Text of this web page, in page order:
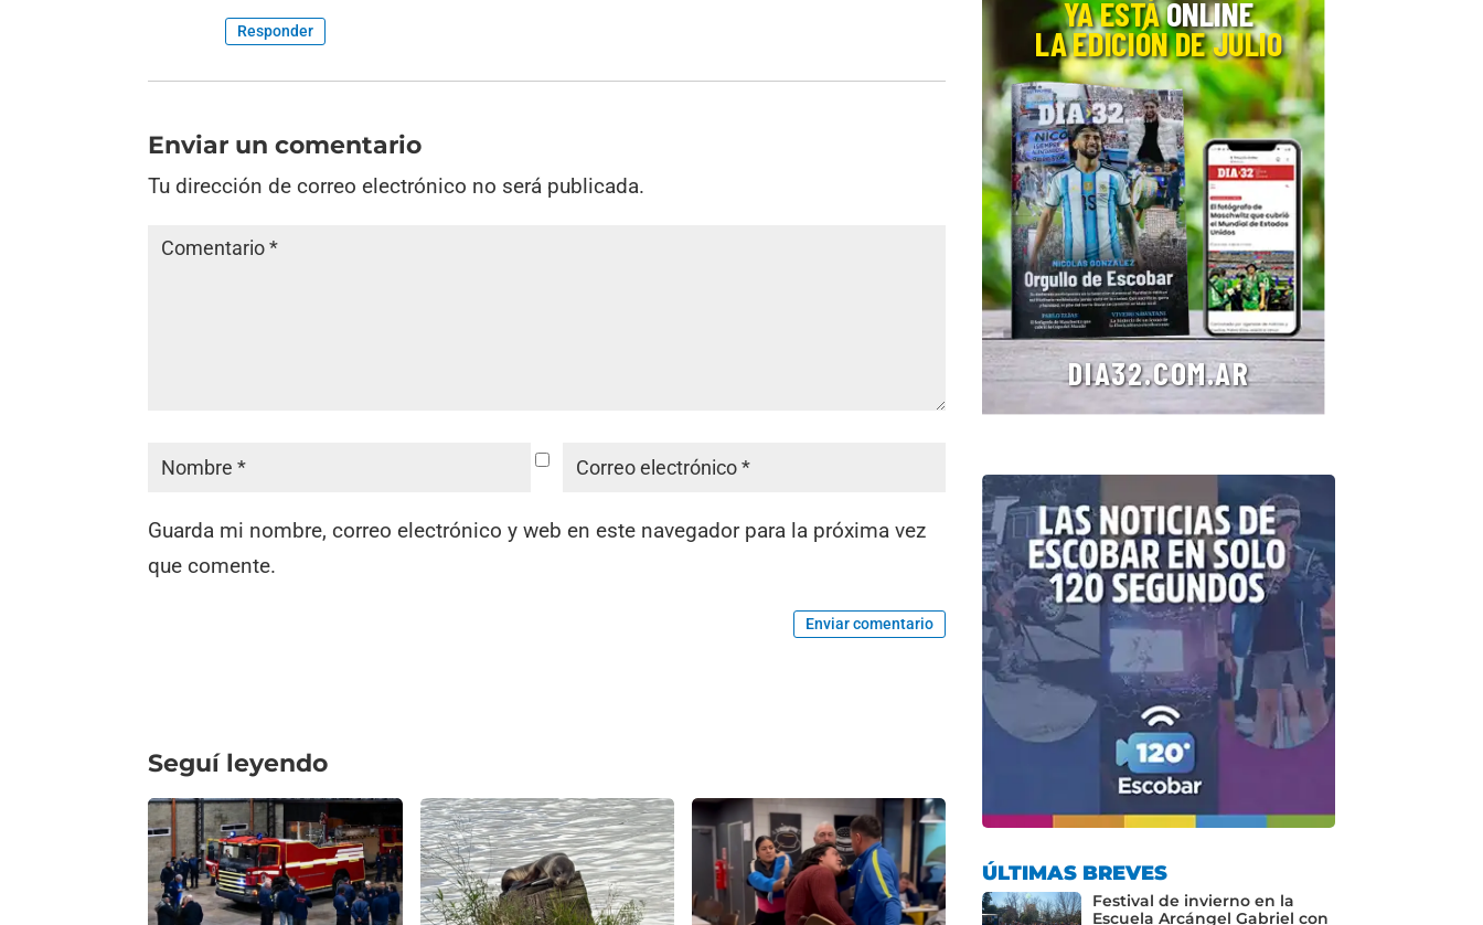
Responder
Enviar un comentario
Tu dirección de correo electrónico no será publicada.
Guarda mi nombre, correo electrónico y web en este navegador para la próxima vez
que comente.
Enviar comentario
Seguí leyendo
ÚLTIMAS BREVES
Festival de invierno en la
Escuela Arcángel Gabriel con